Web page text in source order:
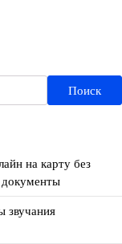
Поиск
на карту без
документы
звучания